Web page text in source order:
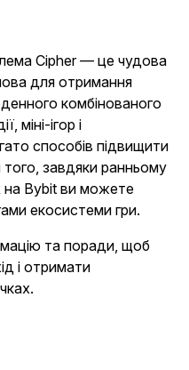
Cipher — це чудова
для отримання
комбінованого
міні-ігор і
способів підвищити
того, завдяки ранньому
на Bybit ви можете
екосистеми гри.
та поради, щоб
і отримати
.